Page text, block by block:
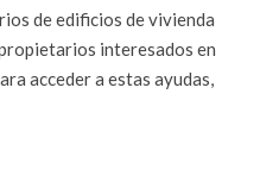
de edificios de vivienda
interesados en
acceder a estas ayudas,